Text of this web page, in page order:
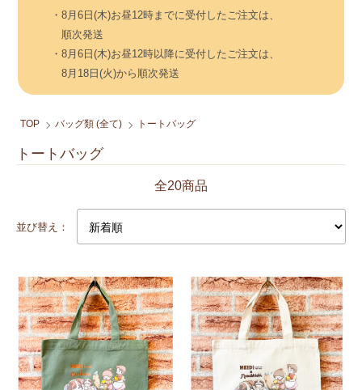
・8月6日(木)お昼12時までに受付したご注文は、
順次発送
・8月6日(木)お昼12時以降に受付したご注文は、
8月18日(火)から順次発送
TOP バッグ類 (全て) トートバッグ
トートバッグ
全20商品
並び替え：